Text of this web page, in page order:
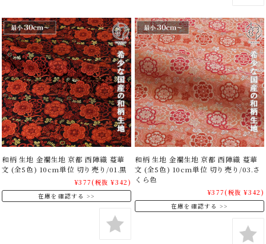
和柄 生地 金襴生地 京都 西陣織 蔓華
文 (全5色) 10cm単位 切り売り/01.黒
¥377(税抜 ¥342)
在庫を確認する
和柄 生地 金襴生地 京都 西陣織 蔓華
文 (全5色) 10cm単位 切り売り/03.さ
くら色
¥377(税抜 ¥342)
在庫を確認する